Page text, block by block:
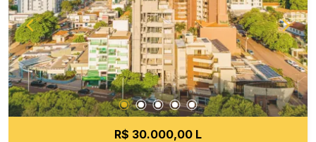
R$ 30.000,00 L